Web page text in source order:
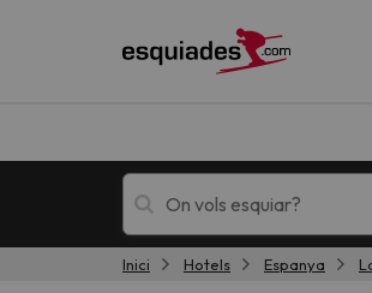
Inici Hotels Espanya